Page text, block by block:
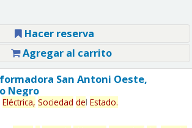
Hacer reserva
Agregar al carrito
San Antoni Oeste,
Negro
Eléctrica, Sociedad del Estado.